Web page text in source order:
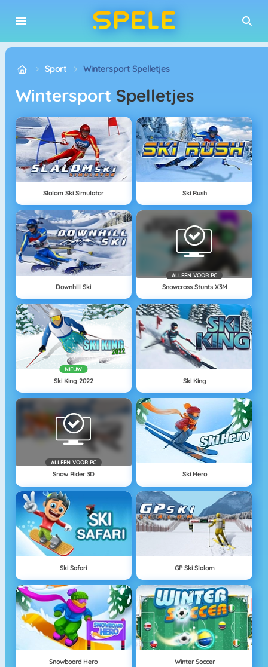
Sport Wintersport Spelletjes
Wintersport Spelletjes
Slalom Ski Simulator Ski Rush
Downhill Ski
ALLEEN VOOR PC
Snowcross Stunts X3M
NIEUW
Ski King 2022 Ski King
ALLEEN VOOR PC
Snow Rider 3D Ski Hero
Ski Safari GP Ski Slalom
Snowboard Hero Winter Soccer